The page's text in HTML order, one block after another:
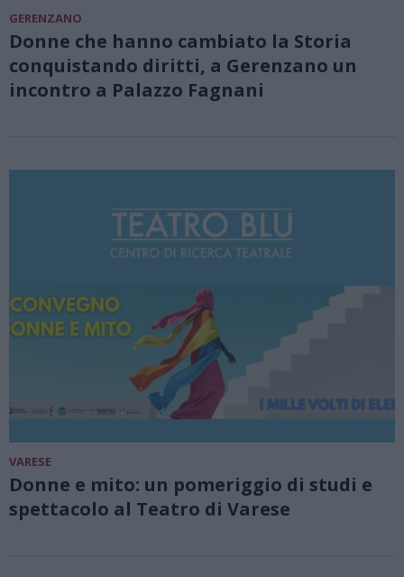
GERENZANO
Donne che hanno cambiato la Storia
conquistando diritti, a Gerenzano un
incontro a Palazzo Fagnani
VARESE
Donne e mito: un pomeriggio di studi e
spettacolo al Teatro di Varese